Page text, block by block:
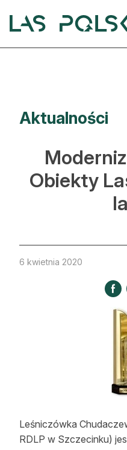
Artykuły
Hodowla lasu
Ochrona lasu
Nowe
Kultura i historia
Strefa eksperta
Leśnik na zakupach
Lasy prywatne
Aktualności
Obiekty
6 kwietnia 2020
Leśniczówka
RDLP w Szczecinku)